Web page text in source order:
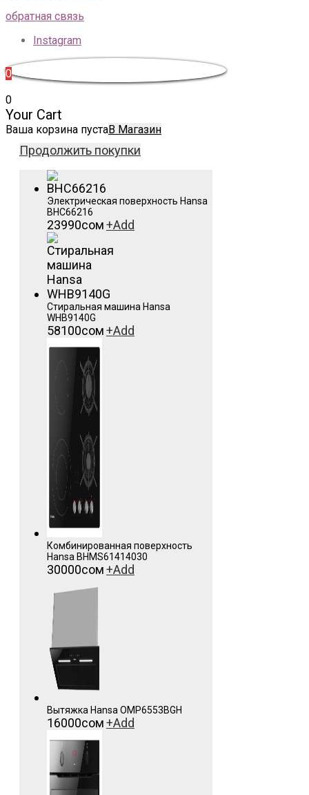
обратная связь
Instagram
0
0
Your Cart
Ваша корзина пустаВ Магазин
Продолжить покупки
Электрическая поверхность Hansa
BHC66216
23990сом+Add
Стиральная машина Hansa
WHB9140G
58100сом+Add
Комбинированная поверхность
Hansa BHMS61414030
30000сом+Add
Вытяжка Hansa OMP6553BGH
16000сом+Add